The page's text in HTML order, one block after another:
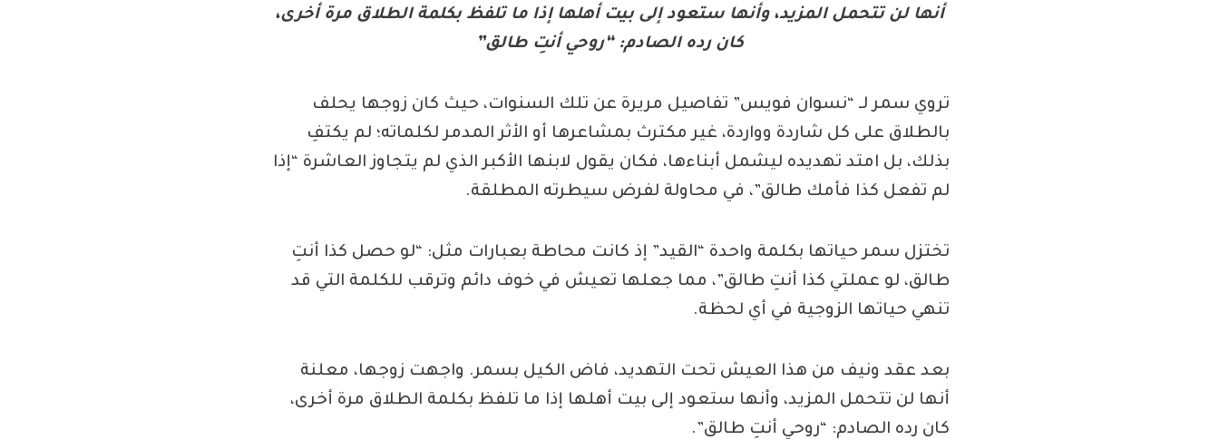
أنها لن تتحمل المزيد، وأنها ستعود إلى بيت أهلها إذا ما تلفظ بكلمة الطلاق مرة أخرى،
كان رده الصادم: “روحي أنتِ طالق”
تروي سمر لـ “نسوان فويس” تفاصيل مريرة عن تلك السنوات، حيث كان زوجها يحلف
بالطلاق على كل شاردة وواردة، غير مكترث بمشاعرها أو الأثر المدمر لكلماته؛ لم يكتفِ
بذلك، بل امتد تهديده ليشمل أبناءها، فكان يقول لابنها الأكبر الذي لم يتجاوز العاشرة “إذا
لم تفعل كذا فأمك طالق”، في محاولة لفرض سيطرته المطلقة.
تختزل سمر حياتها بكلمة واحدة “القيد” إذ كانت محاطة بعبارات مثل: “لو حصل كذا أنتِ
طالق، لو عملتي كذا أنتِ طالق”، مما جعلها تعيش في خوف دائم وترقب للكلمة التي قد
تنهي حياتها الزوجية في أي لحظة.
بعد عقد ونيف من هذا العيش تحت التهديد، فاض الكيل بسمر. واجهت زوجها، معلنة
أنها لن تتحمل المزيد، وأنها ستعود إلى بيت أهلها إذا ما تلفظ بكلمة الطلاق مرة أخرى،
كان رده الصادم: “روحي أنتِ طالق”.